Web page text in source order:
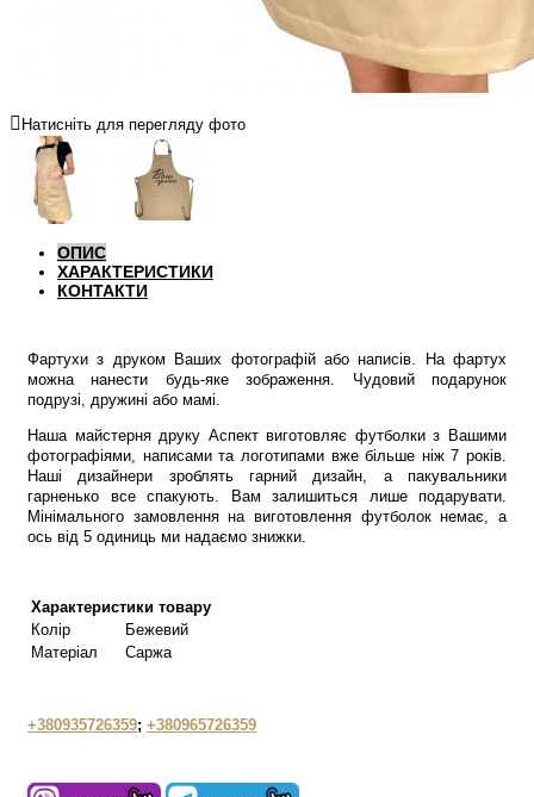
Натисніть для перегляду фото
ОПИС
ХАРАКТЕРИСТИКИ
КОНТАКТИ
Фартухи з друком Ваших фотографій або написів. На фартух
можна нанести будь-яке зображення. Чудовий подарунок
подрузі, дружині або мамі.
Наша майстерня друку Аспект виготовляє футболки з Вашими
фотографіями, написами та логотипами вже більше ніж 7 років.
Наші дизайнери зроблять гарний дизайн, а пакувальники
гарненько все спакують. Вам залишиться лише подарувати.
Мінімального замовлення на виготовлення футболок немає, а
ось від 5 одиниць ми надаємо знижки.
Характеристики товару
Колір
Бежевий
Матеріал
Саржа
+380935726359; +380965726359